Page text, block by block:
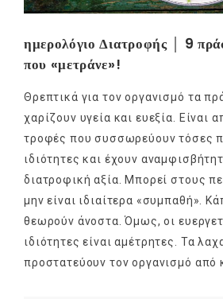
ημερολόγιο Διατροφής │ 9
που «μετράνε»!
Θρεπτικά για τον οργανισμό τα
χαρίζουν υγεία και ευεξία. Είναι
τροφές που συσσωρεύουν τόσες
ιδιότητες και έχουν
διατροφική αξία. Μπορεί στους
μην είναι ιδιαίτερα «συμπαθή».
θεωρούν άνοστα. Όμως, οι
ιδιότητες είναι αμέτρητες. Τα
προστατεύουν τον οργανισμό από